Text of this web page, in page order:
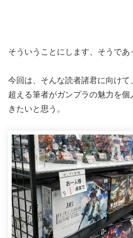
そういうことにします、そうであ
今回は、そんな読者諸君に向けて
超える筆者がガンプラの魅力を
きたいと思う。